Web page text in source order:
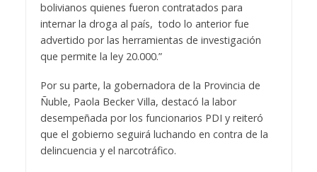
bolivianos quienes fueron contratados para
internar la droga al país, todo lo anterior fue
advertido por las herramientas de investigación
que permite la ley 20.000.”
Por su parte, la gobernadora de la Provincia de
Ñuble, Paola Becker Villa, destacó la labor
desempeñada por los funcionarios PDI y reiteró
que el gobierno seguirá luchando en contra de la
delincuencia y el narcotráfico.